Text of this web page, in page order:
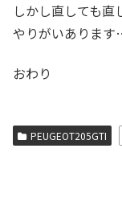
しかし直しても直
やりがいありま
おわり
PEUGEOT205GTI